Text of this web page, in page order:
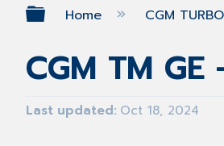
Expand/
Home CGM
CGM TM
Last updated Oct 18, 2024